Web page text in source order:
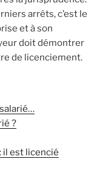
arrêts, c’est le
et à son
doit démontrer
de licenciement.
?
il est licencié